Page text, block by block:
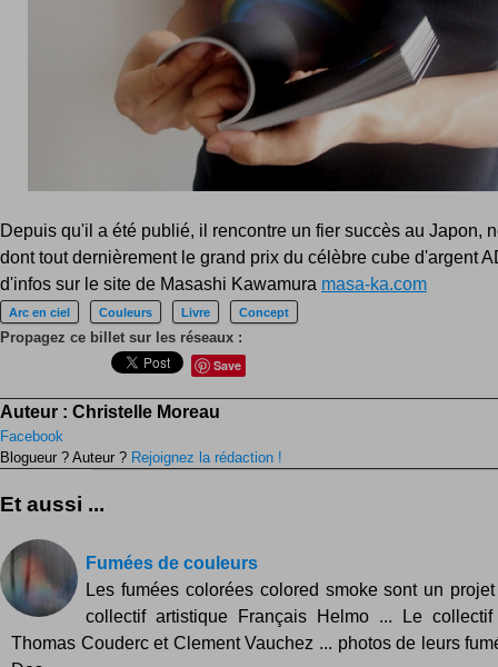
Depuis qu'il a été publié, il rencontre un fier succès au Japon,
dont tout dernièrement le grand prix du célèbre cube d'argent
d'infos sur le site de Masashi Kawamura masa-ka.com
Arc en ciel Couleurs Livre Concept
Propagez ce billet sur les réseaux :
Save
Auteur : Christelle Moreau
Facebook
Blogueur ? Auteur ? Rejoignez la rédaction !
Et aussi ...
Fumées de couleurs
Les fumées colorées colored smoke sont un
collectif artistique Français Helmo ... Le
Thomas Couderc et Clement Vauchez ... photos de leurs